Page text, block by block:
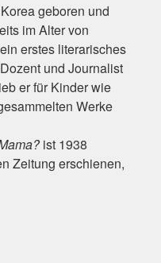
geboren und
im Alter von
erstes literarisches
und Journalist
er für Kinder wie
Werke
ist 1938
Zeitung erschienen,